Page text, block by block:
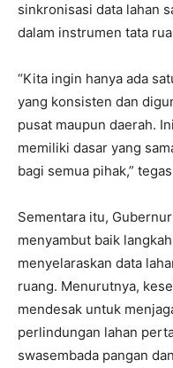
sinkronisasi data lahan
dalam instrumen tata
“Kita ingin hanya ada
yang konsisten dan
pusat maupun daerah.
memiliki dasar yang
bagi semua pihak,”
Sementara itu,
menyambut baik
menyelaraskan data
ruang. Menurutnya,
mendesak untuk
perlindungan lahan
swasembada pangan